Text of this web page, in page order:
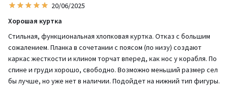
20/06/2025
Хорошая куртка
Стильная, функциональная хлопковая куртка. Отказ с большим
сожалением. Планка в сочетании с поясом (по низу) создают
каркас жесткости и клином торчат вперед, как нос у корабля. По
спине и груди хорошо, свободно. Возможно меньший размер сел
бы лучше, но уже нет в наличии. Подойдет на нижний тип фигуры.